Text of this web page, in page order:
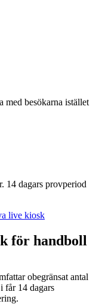
med besökarna istället
14 dagars provperiod
live kiosk
för handboll
obegränsat antal
får 14 dagars